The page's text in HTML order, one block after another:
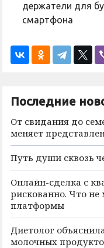
держатели для
смартфона
Последние
От свидания до
меняет
Путь души сквозь
Онлайн-сделка с
рискованно. Что
платформы
Диетолог
молочных